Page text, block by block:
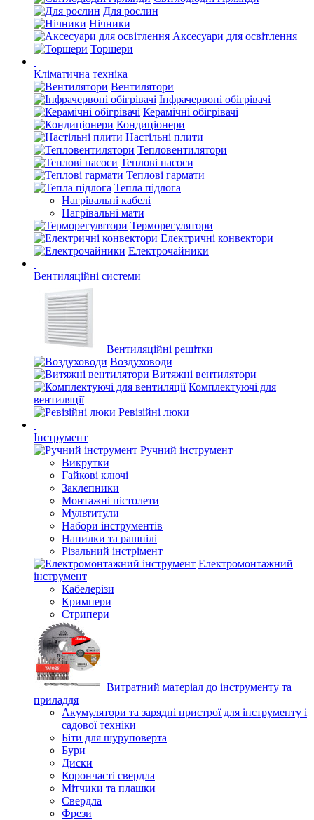
Для рослин
Нічники
Аксесуари для освітлення
Торшери
Кліматична техніка
Вентилятори
Інфрачервоні обігрівачі
Керамічні обігрівачі
Кондиціонери
Настільні плити
Тепловентилятори
Теплові насоси
Теплові гармати
Тепла підлога
Нагрівальні кабелі
Нагрівальні мати
Терморегулятори
Електричні конвектори
Електрочайники
Вентиляційні системи
Вентиляційні решітки
Воздуховоди
Витяжні вентилятори
Комплектуючі для
вентиляції
Ревізійні люки
Інструмент
Ручний інструмент
Викрутки
Гайкові ключі
Заклепники
Монтажні пістолети
Мультитули
Набори інструментів
Напилки та рашпілі
Різальний інстрімент
Електромонтажний
інструмент
Кабелерізи
Кримпери
Стрипери
Витратний матеріал до інструменту та
приладдя
Акумулятори та зарядні пристрої для інструменту і
садової техніки
Біти для шуруповерта
Бури
Диски
Корончасті свердла
Мітчики та плашки
Свердла
Фрези